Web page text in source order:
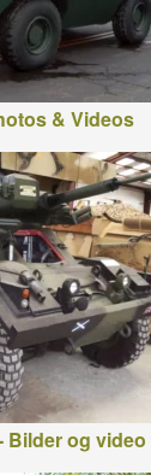
& Videos
Bilder og video